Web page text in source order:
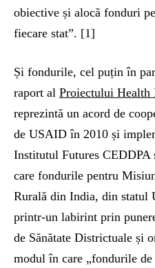
obiective și alocă fonduri
fiecare stat”. [1]
Și fondurile, cel puțin în
raport al Proiectului Health
reprezintă un acord de
de USAID în 2010 și
Institutul Futures
care fondurile pentru
Rurală din India, din statul
printr-un labirint prin
de Sănătate Districtuale și
modul în care „fondurile